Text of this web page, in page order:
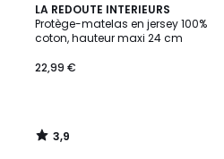
LA REDOUTE INTERIEURS
Protège-matelas en jersey 100%
coton, hauteur maxi 24 cm
22,99 €
3,9
/ 5
3,9
/